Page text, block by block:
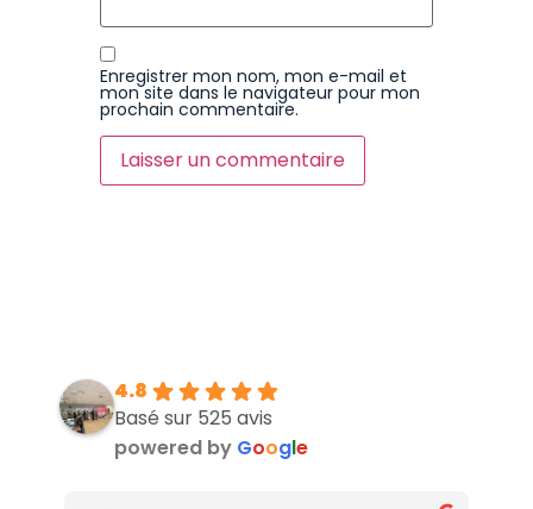
Enregistrer mon nom, mon e-mail et
mon site dans le navigateur pour mon
prochain commentaire.
4.8
Basé sur 525 avis
powered by Google